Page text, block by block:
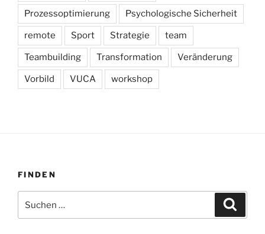
Prozessoptimierung Psychologische Sicherheit
remote Sport Strategie team
Teambuilding Transformation Veränderung
Vorbild VUCA workshop
FINDEN
nach: